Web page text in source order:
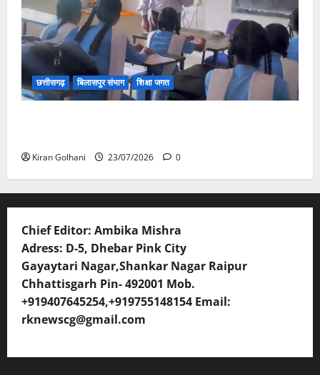
छत्तीसगढ़ बिलासपुर संभाग शिक्षा जगत
Kiran Golhani 23/07/2026 0
Chief Editor: Ambika Mishra
Adress: D-5, Dhebar Pink City
Gayaytari Nagar,Shankar Nagar Raipur
Chhattisgarh Pin- 492001 Mob.
+919407645254,+919755148154 Email:
rknewscg@gmail.com